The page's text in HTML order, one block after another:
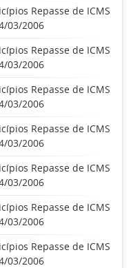
Repasse de ICMS
03/2006
Repasse de ICMS
03/2006
Repasse de ICMS
03/2006
Repasse de ICMS
03/2006
Repasse de ICMS
03/2006
Repasse de ICMS
03/2006
Repasse de ICMS
03/2006